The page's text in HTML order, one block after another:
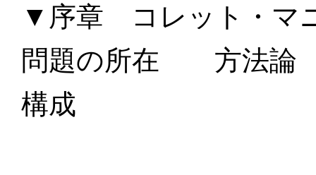
▼序章 コレット・マ
問題の所在 方法
構成